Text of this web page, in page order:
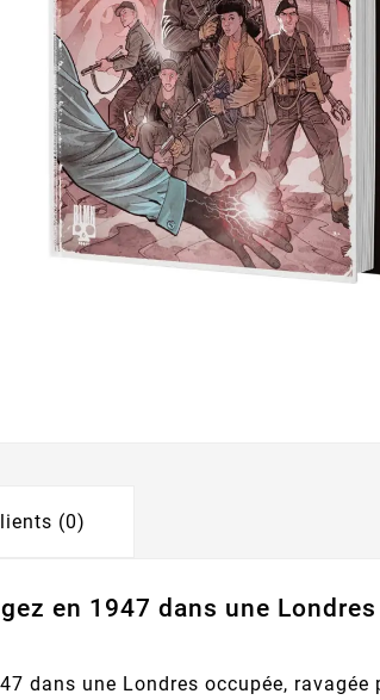
(0)
en 1947 dans une
dans une Londres occupée,